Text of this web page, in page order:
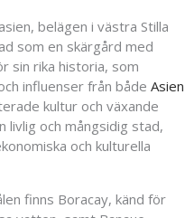
belägen i västra Stilla
som en skärgård med
sin rika historia, som
influenser från både Asien
kultur och växande
livlig och mångsidig stad,
och kulturella
finns Boracay, känd för